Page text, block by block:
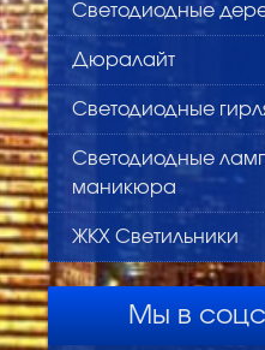
Светодиодные
Дюралайт
Светодиодные
Светодиодные
маникюра
ЖКХ Светильники
Мы в